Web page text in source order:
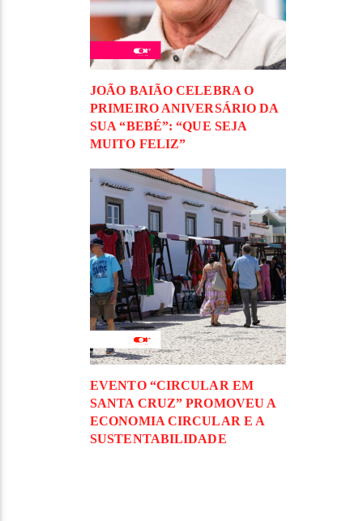
JOÃO BAIÃO CELEBRA O
PRIMEIRO ANIVERSÁRIO DA
SUA “BEBÉ”: “QUE SEJA
MUITO FELIZ”
EVENTO “CIRCULAR EM
SANTA CRUZ” PROMOVEU A
ECONOMIA CIRCULAR E A
SUSTENTABILIDADE